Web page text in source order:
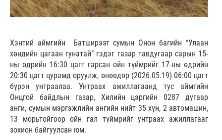
Хэнтий аймгийн Батширээт сумын Онон багийн “Улаан
хөндийн цагаан гунатай” гэдэг газар тавдугаар сарын 15-
ны өдрийн 16:30 цагт гарсан ойн түймрийг 17-ны өдрийн
20:30 цагт цурамд оруулж, өнөөдөр (2026.05.19) 06:00 цагт
бүрэн унтраалаа. Унтраах ажиллагаанд тус аймгийн
Онцгой байдлын газар, Хилийн цэргийн 0287 дугаар
анги, сумын мэргэжлийн ангийн нийт 35 хүн, 2 автомашин,
13 морьтойгоор ойн гал түймрийг унтраах ажиллагааг
зохион байгуулсан юм.